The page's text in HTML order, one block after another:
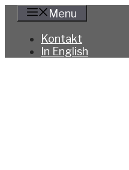
Hoppa
innehåll
Menu
Kontakt
In English